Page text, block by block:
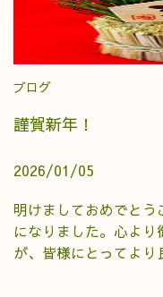
ブログ
謹賀新年！
2026/01/05
明けましておめでと
になりました。心よ
が、皆様にとってよ